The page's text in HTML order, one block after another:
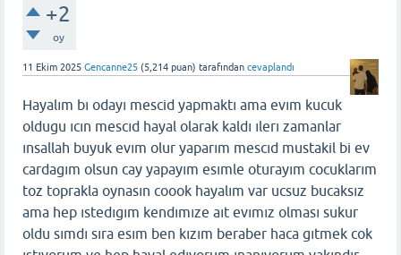
+2
oy
11 Ekim 2025 Gencanne25 (5,214 puan) tarafından cevaplandı
Hayalım bı odayı mescid yapmaktı ama evım kucuk
oldugu ıcın mescıd hayal olarak kaldı ılerı zamanlar
ınsallah buyuk evım olur yaparım mescıd mustakil bi ev
cardagım olsun cay yapayım esımle oturayım cocuklarım
toz toprakla oynasın coook hayalım var ucsuz bucaksız
ama hep ıstedıgım kendımıze aıt evımız olması sukur
oldu sımdı sıra esım ben kızım beraber haca gıtmek cok